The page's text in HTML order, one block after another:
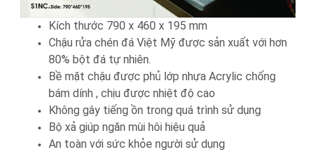
Kích thước 790 x 460 x 195 mm
Chậu rửa chén đá Việt Mỹ được sản xuất với hơn
80% bột đá tự nhiên.
Bề mặt chậu được phủ lớp nhựa Acrylic chống
bám dính , chịu được nhiệt độ cao
Không gây tiếng ồn trong quá trình sử dụng
Bộ xả giúp ngăn mùi hôi hiệu quả
An toàn với sức khỏe người sử dụng